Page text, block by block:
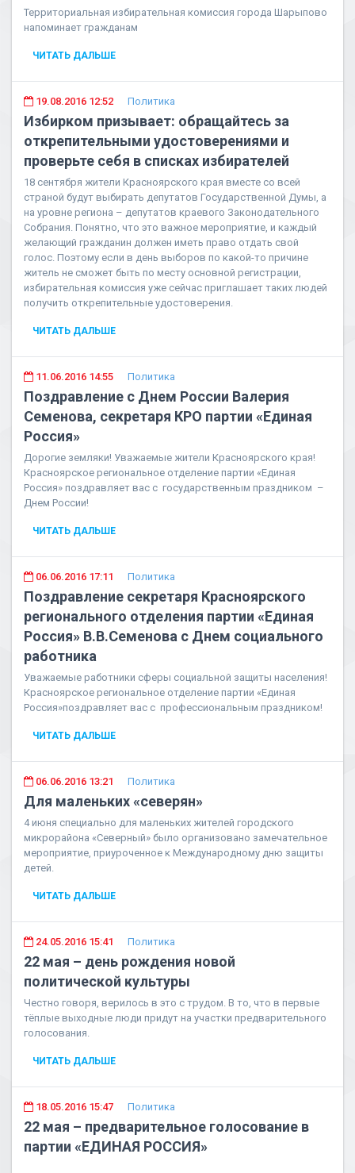
Территориальная избирательная комиссия города Шарыпово
напоминает гражданам
ЧИТАТЬ ДАЛЬШЕ
19.08.2016 12:52 Политика
Избирком призывает: обращайтесь за
открепительными удостоверениями и
проверьте себя в списках избирателей
18 сентября жители Красноярского края вместе со всей
страной будут выбирать депутатов Государственной Думы, а
на уровне региона – депутатов краевого Законодательного
Собрания. Понятно, что это важное мероприятие, и каждый
желающий гражданин должен иметь право отдать свой
голос. Поэтому если в день выборов по какой-то причине
житель не сможет быть по месту основной регистрации,
избирательная комиссия уже сейчас приглашает таких людей
получить открепительные удостоверения.
ЧИТАТЬ ДАЛЬШЕ
11.06.2016 14:55 Политика
Поздравление с Днем России Валерия
Семенова, секретаря КРО партии «Единая
Россия»
Дорогие земляки! Уважаемые жители Красноярского края!
Красноярское региональное отделение партии «Единая
Россия» поздравляет вас с государственным праздником –
Днем России!
ЧИТАТЬ ДАЛЬШЕ
06.06.2016 17:11 Политика
Поздравление секретаря Красноярского
регионального отделения партии «Единая
Россия» В.В.Семенова с Днем социального
работника
Уважаемые работники сферы социальной защиты населения!
Красноярское региональное отделение партии «Единая
Россия»поздравляет вас с профессиональным праздником!
ЧИТАТЬ ДАЛЬШЕ
06.06.2016 13:21 Политика
Для маленьких «северян»
4 июня специально для маленьких жителей городского
микрорайона «Северный» было организовано замечательное
мероприятие, приуроченное к Международному дню защиты
детей.
ЧИТАТЬ ДАЛЬШЕ
24.05.2016 15:41 Политика
22 мая – день рождения новой
политической культуры
Честно говоря, верилось в это с трудом. В то, что в первые
тёплые выходные люди придут на участки предварительного
голосования.
ЧИТАТЬ ДАЛЬШЕ
18.05.2016 15:47 Политика
22 мая – предварительное голосование в
партии «ЕДИНАЯ РОССИЯ»